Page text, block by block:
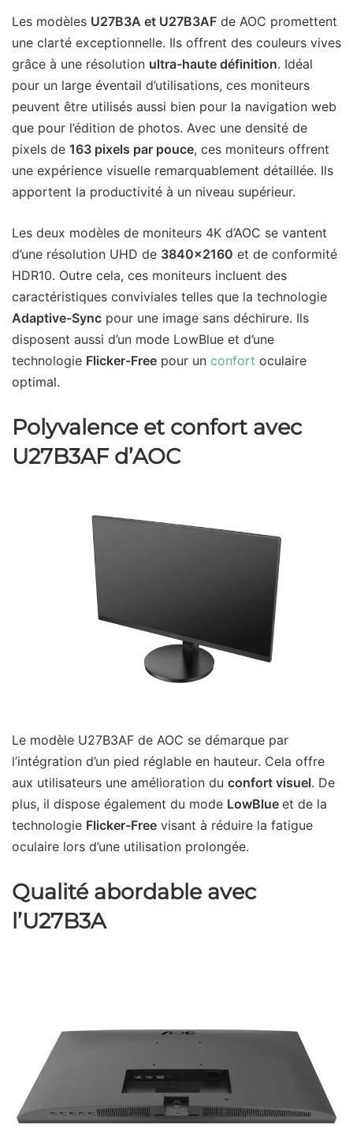
Les modèles U27B3A et U27B3AF de AOC promettent
une clarté exceptionnelle. Ils offrent des couleurs vives
grâce à une résolution ultra-haute définition. Idéal
pour un large éventail d’utilisations, ces moniteurs
peuvent être utilisés aussi bien pour la navigation web
que pour l’édition de photos. Avec une densité de
pixels de 163 pixels par pouce, ces moniteurs offrent
une expérience visuelle remarquablement détaillée. Ils
apportent la productivité à un niveau supérieur.
Les deux modèles de moniteurs 4K d’AOC se vantent
d’une résolution UHD de 3840×2160 et de conformité
HDR10. Outre cela, ces moniteurs incluent des
caractéristiques conviviales telles que la technologie
Adaptive-Sync pour une image sans déchirure. Ils
disposent aussi d’un mode LowBlue et d’une
technologie Flicker-Free pour un confort oculaire
optimal.
Polyvalence et confort avec
U27B3AF d’AOC
Le modèle U27B3AF de AOC se démarque par
l’intégration d’un pied réglable en hauteur. Cela offre
aux utilisateurs une amélioration du confort visuel. De
plus, il dispose également du mode LowBlue et de la
technologie Flicker-Free visant à réduire la fatigue
oculaire lors d’une utilisation prolongée.
Qualité abordable avec
l’U27B3A